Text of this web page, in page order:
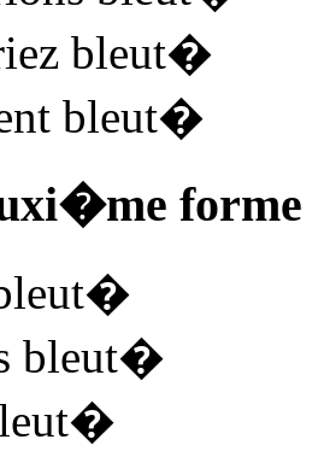
bleut�
bleut�
forme
�
bleut�
�